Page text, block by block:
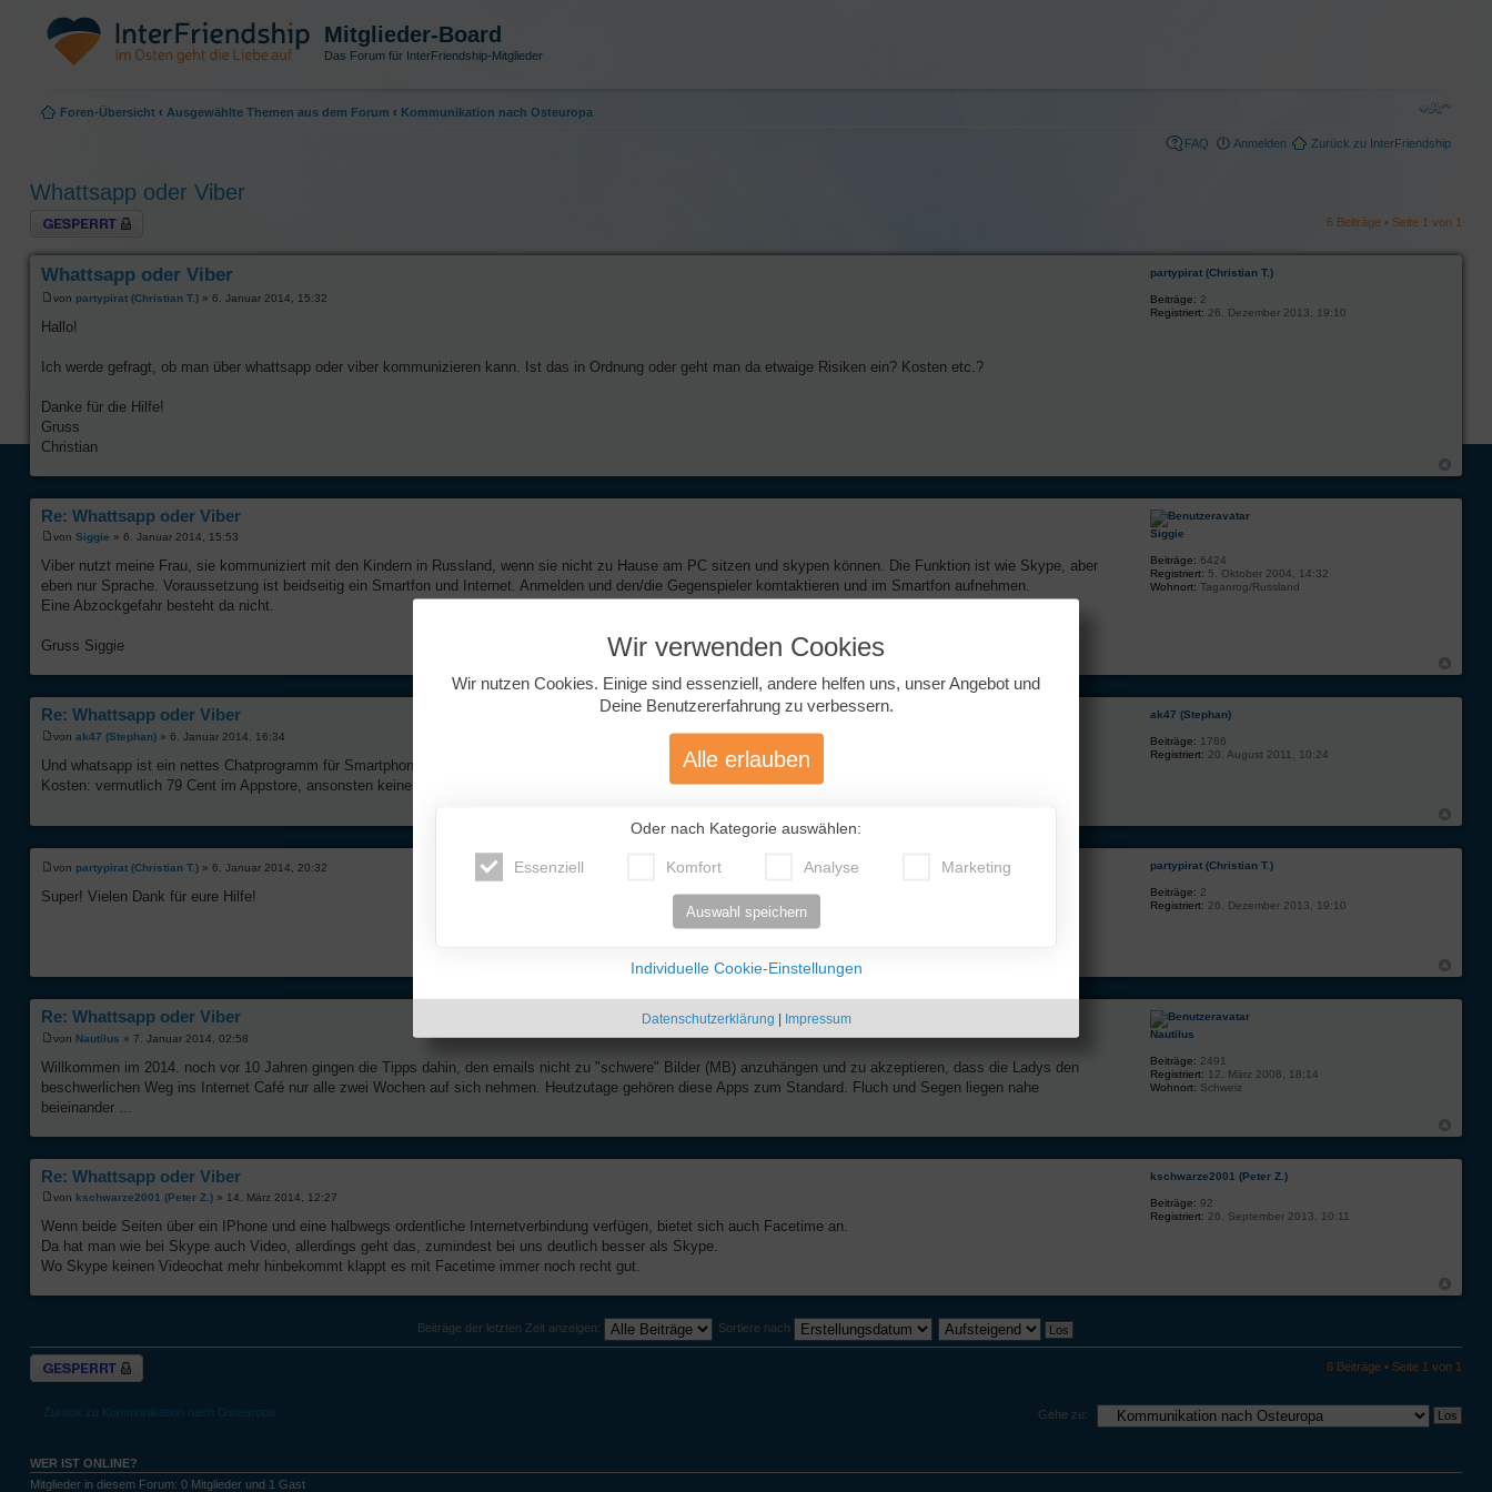
Mitglieder-Board
Das Forum für InterFriendship-Mitglieder
Foren-Übersicht ‹ Ausgewählte Themen aus dem Forum ‹ Kommunikation nach Osteuropa
FAQ Anmelden Zurück zu InterFriendship
Whattsapp oder Viber
Thema gesperrt 6 Beiträge • Seite 1 von 1
Whattsapp oder Viber
von partypirat (Christian T.) » 6. Januar 2014, 15:32
Hallo!
Ich werde gefragt, ob man über whattsapp oder viber kommunizieren kann. Ist das in Ordnung oder geht man da etwaige Risiken ein? Kosten etc.?
Danke für die Hilfe!
Gruss
Christian
partypirat (Christian T.)
Beiträge: 2
Registriert: 26. Dezember 2013, 19:10
Re: Whattsapp oder Viber
von Siggie » 6. Januar 2014, 15:53
Viber nutzt meine Frau, sie kommuniziert mit den Kindern in Russland, wenn sie nicht zu Hause am PC sitzen und skypen können. Die Funktion ist wie Skype, aber
eben nur Sprache. Voraussetzung ist beidseitig ein Smartfon und Internet. Anmelden und den/die Gegenspieler komtaktieren und im Smartfon aufnehmen.
Eine Abzockgefahr besteht da nicht.
Gruss Siggie
Siggie
Beiträge: 6424
Registriert: 5. Oktober 2004, 14:32
Wohnort: Taganrog/Russland
Re: Whattsapp oder Viber
von ak47 (Stephan) » 6. Januar 2014, 16:34
Und whatsapp ist ein nettes Chatprogramm für Smartphones, ganz grob mit SMS vergleichbar, aber schneller, vielseitiger, hübscher. Völlig harmlos.
Kosten: vermutlich 79 Cent im Appstore, ansonsten keine Kosten (Internettarif brauchst du, klar).
ak47 (Stephan)
Beiträge: 1786
Registriert: 20. August 2011, 10:24
von partypirat (Christian T.) » 6. Januar 2014, 20:32
Super! Vielen Dank für eure Hilfe!
partypirat (Christian T.)
Beiträge: 2
Registriert: 26. Dezember 2013, 19:10
Re: Whattsapp oder Viber
von Nautilus » 7. Januar 2014, 02:58
Willkommen im 2014. noch vor 10 Jahren gingen die Tipps dahin, den emails nicht zu "schwere" Bilder (MB) anzuhängen und zu akzeptieren, dass die Ladys den
beschwerlichen Weg ins Internet Café nur alle zwei Wochen auf sich nehmen. Heutzutage gehören diese Apps zum Standard. Fluch und Segen liegen nahe
beieinander ...
Nautilus
Beiträge: 2491
Registriert: 12. März 2008, 18:14
Wohnort: Schweiz
Re: Whattsapp oder Viber
von kschwarze2001 (Peter Z.) » 14. März 2014, 12:27
Wenn beide Seiten über ein IPhone und eine halbwegs ordentliche Internetverbindung verfügen, bietet sich auch Facetime an.
Da hat man wie bei Skype auch Video, allerdings geht das, zumindest bei uns deutlich besser als Skype.
Wo Skype keinen Videochat mehr hinbekommt klappt es mit Facetime immer noch recht gut.
kschwarze2001 (Peter Z.)
Beiträge: 92
Registriert: 26. September 2013, 10:11
Beiträge der letzten Zeit anzeigen: Sortiere nach
Thema gesperrt 6 Beiträge • Seite 1 von 1
Zurück zu Kommunikation nach Osteuropa Gehe zu:
WER IST ONLINE?
Mitglieder in diesem Forum: 0 Mitglieder und 1 Gast
Wir verwenden Cookies
Wir nutzen Cookies. Einige sind essenziell, andere helfen uns, unser Angebot und
Deine Benutzererfahrung zu verbessern.
Alle erlauben
Oder nach Kategorie auswählen:
Essenziell Komfort Analyse Marketing
Auswahl speichern
Individuelle Cookie-Einstellungen
Datenschutzerklärung | Impressum